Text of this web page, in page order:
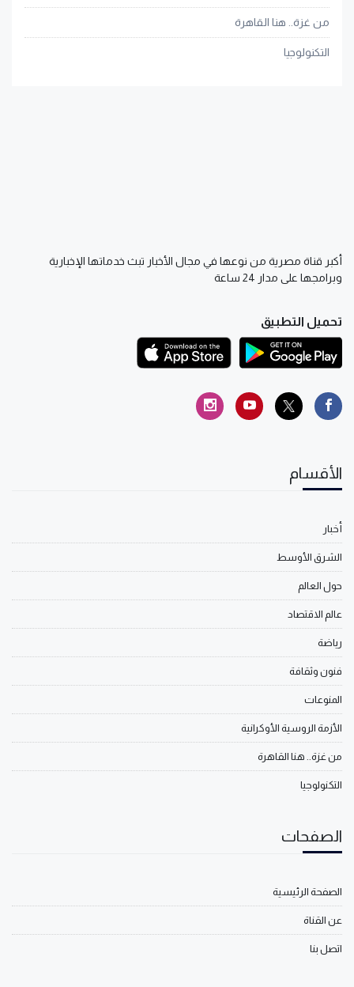
من غزة.. هنا القاهرة
التكنولوجيا
أكبر قناة مصرية من نوعها في مجال الأخبار تبث خدماتها الإخبارية
وبرامجها على مدار 24 ساعة
تحميل التطبيق
الأقسام
أخبار
الشرق الأوسط
حول العالم
عالم الاقتصاد
رياضة
فنون وثقافة
المنوعات
الأزمة الروسية الأوكرانية
من غزة.. هنا القاهرة
التكنولوجيا
الصفحات
الصفحة الرئيسية
عن القناة
اتصل بنا